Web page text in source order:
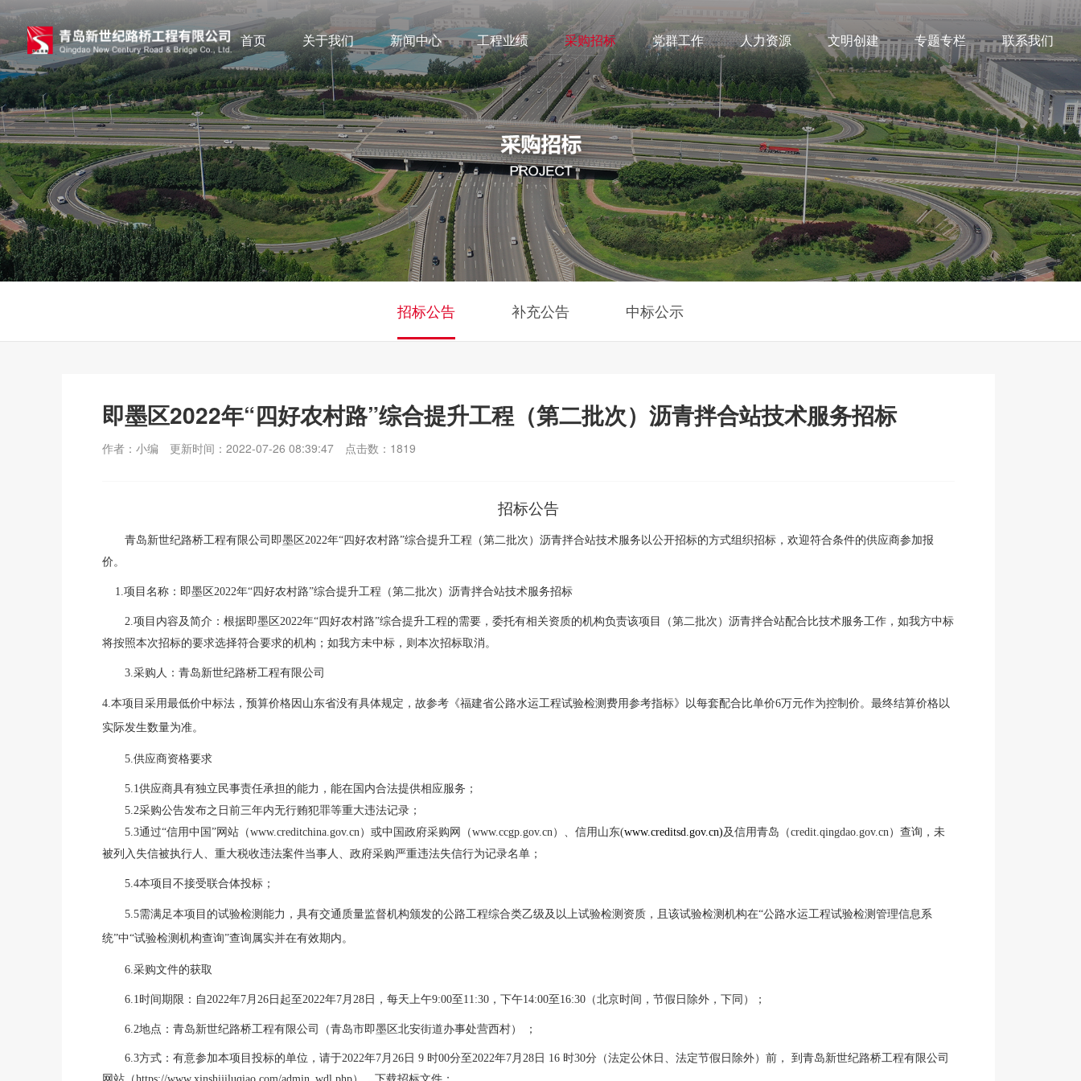
首页 关于我们 新闻中心 工程业绩 采购招标 党群工作 人力资源 文明创建 专题专栏 联系我们
招标公告 补充公告 中标公示
即墨区2022年“四好农村路”综合提升工程（第二批次）沥青拌合站技术服务招标
作者：小编 更新时间：2022-07-26 08:39:47 点击数： 1819
招标公告
青岛新世纪路桥工程有限公司 即墨区2022年“四好农村路”综合提升工程（第二批次）沥青拌合站技术服务 以公开招标的方式组织招标，欢迎符合条件的供应商参加报
价。
1.项目名称： 即墨区2022年“四好农村路”综合提升工程（第二批次）沥青拌合站技术服务招标
2.项目内容及简介 ：根据即墨区2022年“四好农村路”综合提升工程的需要，委托有相关资质的机构负责该项目（第二批次）沥青拌合站配合比技术服务工作，如我方中标
将按照本次招标的要求选择符合要求的机构；如我方未中标，则本次招标取消。
3.采购人：青岛新世纪路桥工程有限公司
4.本项目采用最低价中标法，预算价格因山东省没有具体规定，故参考《福建省公路水运工程试验检测 费用参考指标》以每套配合比单价6万元作为控制价。最终结算价格以
实际发生数量为准。
5.供应商资格要求
5.1供应商具有独立民事责任承担的能力，能在国内合法提供相应服务 ；
5.2采购公告发布之日前三年内无行贿犯罪等重大违法记录；
5.3通过“信用中国”网站（www.creditchina.gov.cn）或中国政府采购网（www.ccgp.gov.cn）、信用山东(www.creditsd.gov.cn)及信用青岛（credit.qingdao.gov.cn）查询，未
被列入失信被执行人、重大税收违法案件当事人、政府采购严重违法失信行为记录名单；
5.4本项目不接受联合体投标 ；
5.5需满足本项目的试验检测能力，具有交通质量监督机构颁发的公路工程综合类乙级及以上试验检测资质，且该试验检测机构在“公路水运工程试验检测管理信息系
统”中“试验检测机构查询”查询属实并在有效期内。
6.采购文件的获取
6.1时间期限：自2022年7月26 日起至2022年7月28 日，每天上午9:00至11:30，下午14:00至16:30（北京时间，节假日除外，下同）；
6.2地点：青岛新世纪路桥工程有限公司（青岛市即墨区北安街道办事处营西村） ；
6.3方式：有意参加本项目投标的单位，请于2022年7月26 日 9 时00分至2022年7月28 日 16 时30分（法定公休日、法定节假日除外）前， 到青岛新世纪路桥工程有限公司